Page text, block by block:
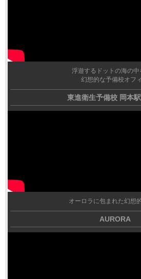
浮遊するドットの海の中
幻想的な予備校オフ
東進衛生予備校 岡本
オーロラに包まれた幻想
AURORA